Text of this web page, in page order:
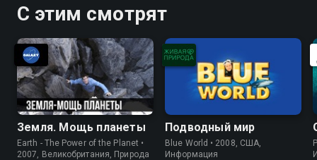
С этим смотрят
Земля. Мощь планеты
Earth - The Power of the Planet •
2007, Великобритания, Природа
Подводный мир
Blue World • 2008, США,
Информация